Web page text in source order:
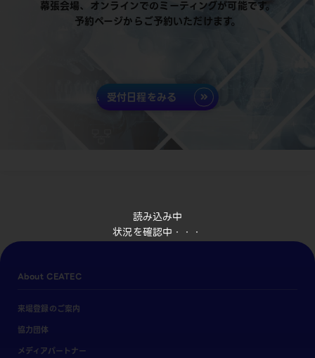
読み込み中
状況を確認中・・・
幕張会場、オンラインでのミーティングが可能です。
予約ページからご予約いただけます。
受付日程をみる
About CEATEC
来場登録のご案内
協力団体
メディアパートナー